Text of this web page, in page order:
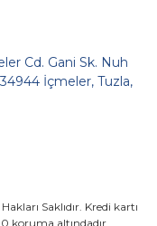
Cd. Gani Sk. Nuh
İçmeler, Tuzla,
Saklıdır. Kredi kartı
koruma altındadır.